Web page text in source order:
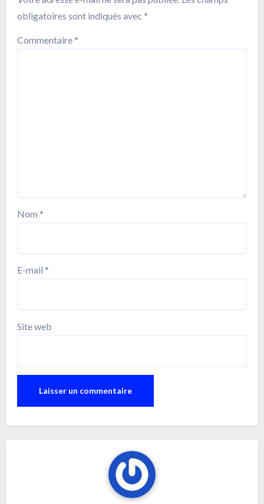
obligatoires sont indiqués avec *
Commentaire*
Nom *
E-mail *
Site web